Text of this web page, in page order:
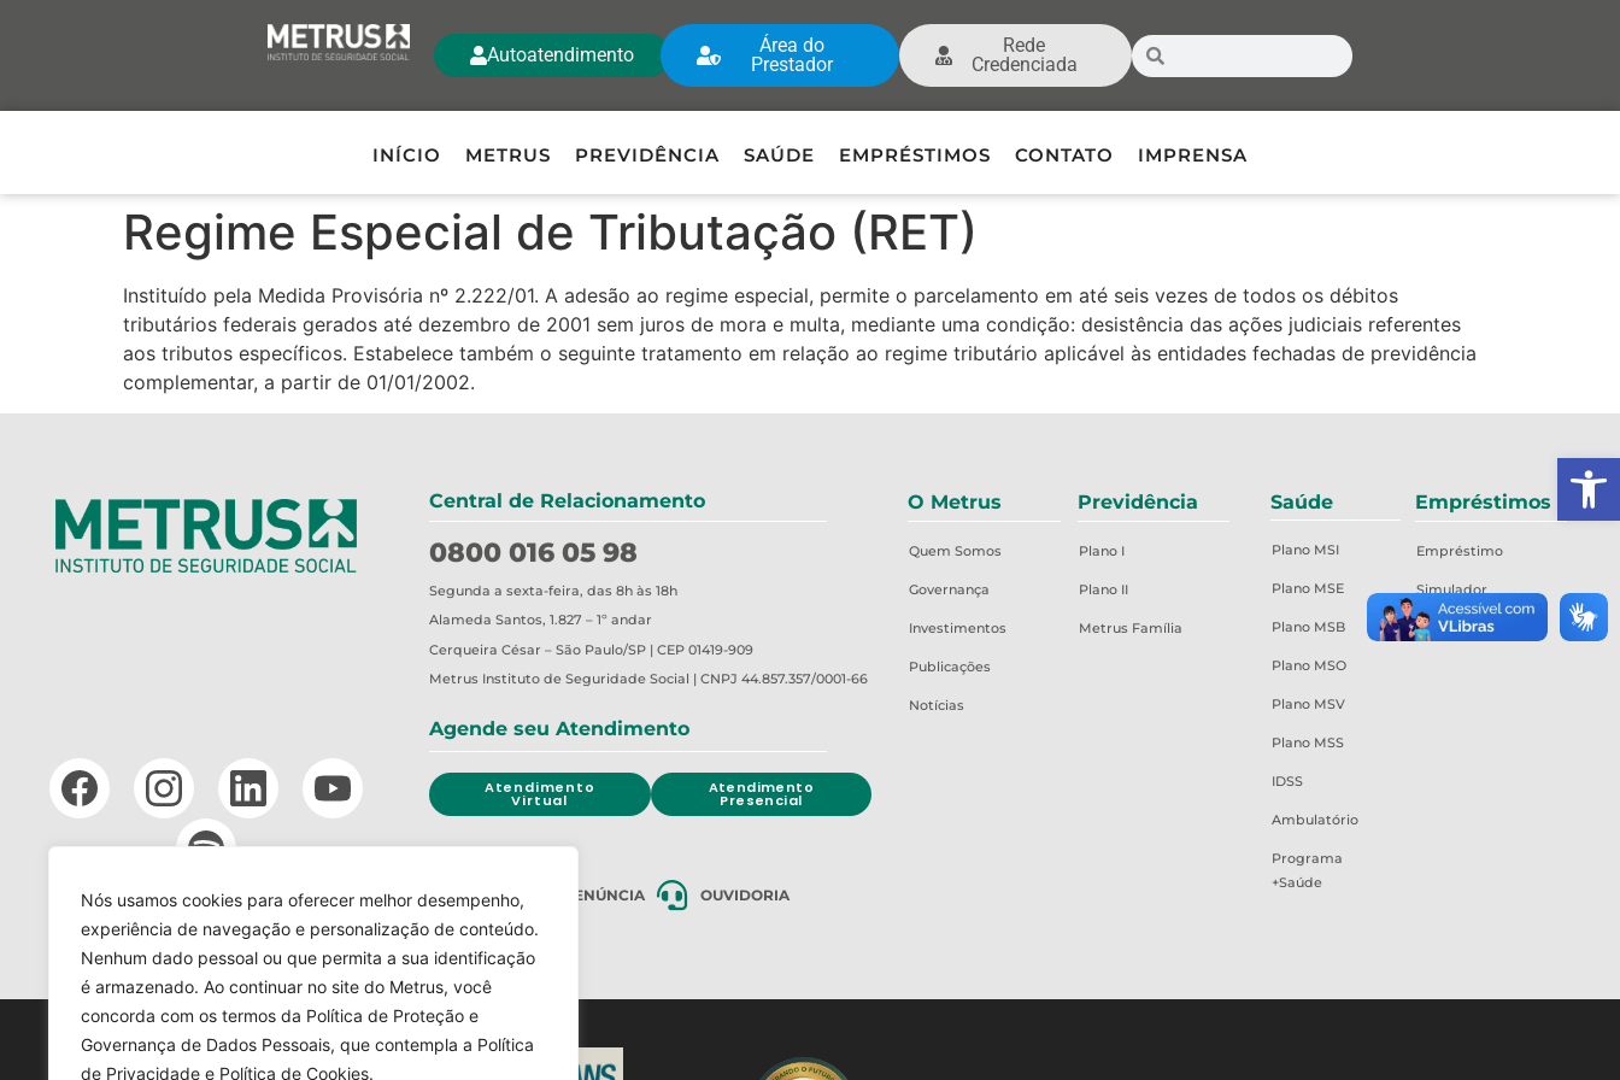
Nós usamos cookies para oferecer melhor desempenho,
experiência de navegação e personalização de conteúdo.
Nenhum dado pessoal ou que permita a sua identificação
é armazenado. Ao continuar no site do Metrus, você
concorda com os termos da Política de Proteção e
Governança de Dados Pessoais, que contempla a Política
de Privacidade e Política de Cookies.
Autoatendimento
Área do
Prestador
Rede
Credenciada
INÍCIO METRUS PREVIDÊNCIA SAÚDE EMPRÉSTIMOS CONTATO IMPRENSA
Regime Especial de Tributação (RET)
Instituído pela Medida Provisória nº 2.222/01. A adesão ao regime especial, permite o parcelamento em até seis vezes de todos os débitos
tributários federais gerados até dezembro de 2001 sem juros de mora e multa, mediante uma condição: desistência das ações judiciais referentes
aos tributos específicos. Estabelece também o seguinte tratamento em relação ao regime tributário aplicável às entidades fechadas de previdência
complementar, a partir de 01/01/2002.
LGPD TERMOS DE USO
Central de Relacionamento
0800 016 05 98
Segunda a sexta-feira, das 8h às 18h
Alameda Santos, 1.827 – 1º andar
Cerqueira César – São Paulo/SP | CEP 01419-909
Metrus Instituto de Seguridade Social | CNPJ 44.857.357/0001-66
Agende seu Atendimento
Atendimento
Virtual
Atendimento
Presencial
CANAL DE DENÚNCIA OUVIDORIA
O Metrus
Quem Somos
Governança
Investimentos
Publicações
Notícias
Previdência
Plano I
Plano II
Metrus Família
Saúde
Plano MSI
Plano MSE
Plano MSB
Plano MSO
Plano MSV
Plano MSS
IDSS
Ambulatório
Programa
+Saúde
Empréstimos
Empréstimo
Simulador
Regulamento
Voltar ao topo